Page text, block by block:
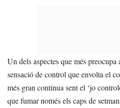
Un dels aspectes que més
sensació de control que envolta el
més gran continua sent el ‘jo
que fumar només els caps de